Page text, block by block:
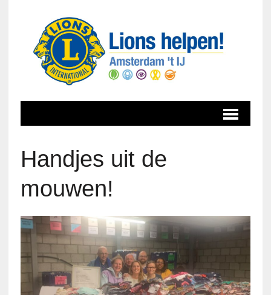
Handjes uit de
mouwen!